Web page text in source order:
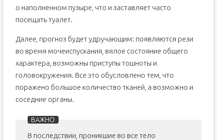
о наполненном пузыре, что и заставляет часто
посещать туалет.
Далее, прогноз будет удручающим: появляются рези
во время мочеиспускания, вялое состояние общего
характера, возможны приступы тошноты и
головокружения. Все это обусловлено тем, что
поражено большое количество тканей, а возможно и
соседние органы.
В последствии, проникшие во все тело